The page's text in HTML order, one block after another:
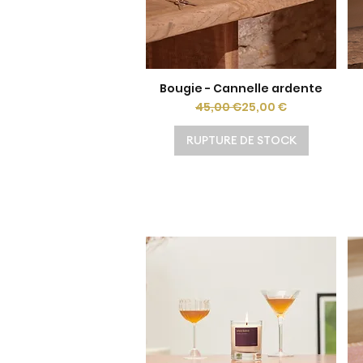
Aperçu rapide
Bougie - Cannelle ardente
Prix original
45,00 €Prix promotionnel
25,00 €
RUPTURE DE STOCK